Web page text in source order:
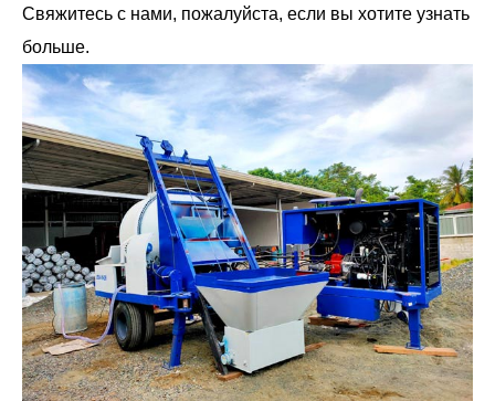
Свяжитесь с нами, пожалуйста, если вы хотите узнать
больше.